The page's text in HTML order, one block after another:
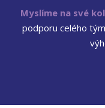
Myslíme na své
podporu celého